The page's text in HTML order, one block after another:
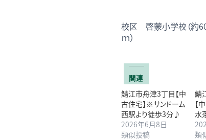
校区 啓蒙小学校（約
ｍ）
関連
鯖江市舟津3丁目【中
古住宅】※サンドーム
西駅より徒歩3分♪
2026年6月8日
類似投稿
鯖
【
水
類